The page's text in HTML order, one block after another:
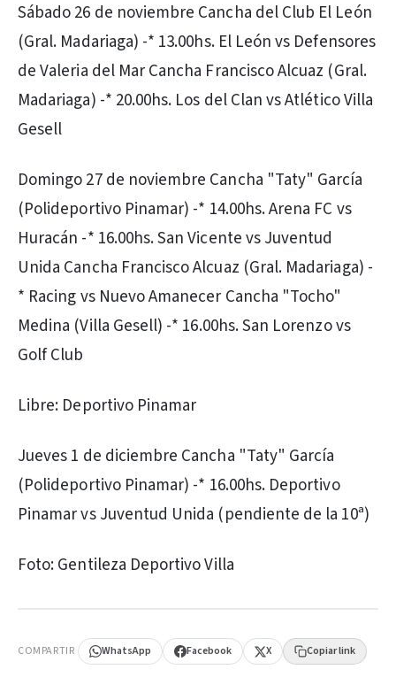
Sábado 26 de noviembre Cancha del Club El León
(Gral. Madariaga) -* 13.00hs. El León vs Defensores
de Valeria del Mar Cancha Francisco Alcuaz (Gral.
Madariaga) -* 20.00hs. Los del Clan vs Atlético Villa
Gesell
Domingo 27 de noviembre Cancha "Taty" García
(Polideportivo Pinamar) -* 14.00hs. Arena FC vs
Huracán -* 16.00hs. San Vicente vs Juventud
Unida Cancha Francisco Alcuaz (Gral. Madariaga) -
* Racing vs Nuevo Amanecer Cancha "Tocho"
Medina (Villa Gesell) -* 16.00hs. San Lorenzo vs
Golf Club
Libre: Deportivo Pinamar
Jueves 1 de diciembre Cancha "Taty" García
(Polideportivo Pinamar) -* 16.00hs. Deportivo
Pinamar vs Juventud Unida (pendiente de la 10ª)
Foto: Gentileza Deportivo Villa
COMPARTIR WhatsApp Facebook X Copiar link